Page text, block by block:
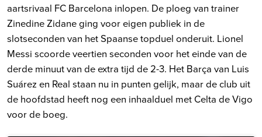
aartsrivaal FC Barcelona inlopen. De ploeg van trainer
Zinedine Zidane ging voor eigen publiek in de
slotseconden van het Spaanse topduel onderuit. Lionel
Messi scoorde veertien seconden voor het einde van de
derde minuut van de extra tijd de 2-3. Het Barça van Luis
Suárez en Real staan nu in punten gelijk, maar de club uit
de hoofdstad heeft nog een inhaalduel met Celta de Vigo
voor de boeg.